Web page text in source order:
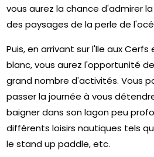
vous aurez la chance d'admirer
des paysages de la perle de
Puis, en arrivant sur l'Ile aux
blanc, vous aurez l'opportunité
grand nombre d'activités. Vous
passer la journée à vous
baigner dans son lagon peu
différents loisirs nautiques tels
le stand up paddle, etc.